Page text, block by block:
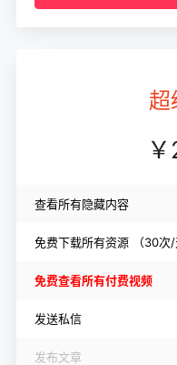
超
￥
查看所有隐藏内容
免费下载所有资源 （30次/
免费查看所有付费视频
发送私信
发布文章